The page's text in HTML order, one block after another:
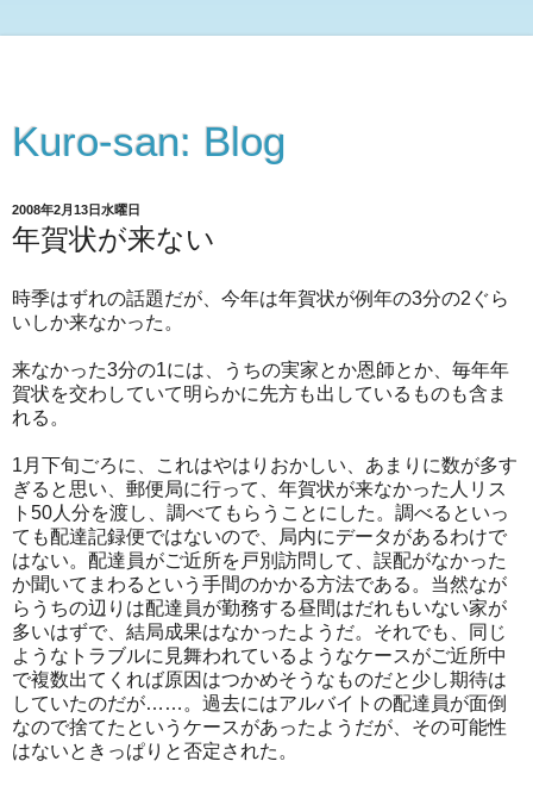
Kuro-san: Blog
2008年2月13日水曜日
年賀状が来ない
時季はずれの話題だが、今年は年賀状が例年の3分の2ぐら
いしか来なかった。
来なかった3分の1には、うちの実家とか恩師とか、毎年年
賀状を交わしていて明らかに先方も出しているものも含ま
れる。
1月下旬ごろに、これはやはりおかしい、あまりに数が多す
ぎると思い、郵便局に行って、年賀状が来なかった人リス
ト50人分を渡し、調べてもらうことにした。調べるといっ
ても配達記録便ではないので、局内にデータがあるわけで
はない。配達員がご近所を戸別訪問して、誤配がなかった
か聞いてまわるという手間のかかる方法である。当然なが
らうちの辺りは配達員が勤務する昼間はだれもいない家が
多いはずで、結局成果はなかったようだ。それでも、同じ
ようなトラブルに見舞われているようなケースがご近所中
で複数出てくれば原因はつかめそうなものだと少し期待は
していたのだが……。過去にはアルバイトの配達員が面倒
なので捨てたというケースがあったようだが、その可能性
はないときっぱりと否定された。